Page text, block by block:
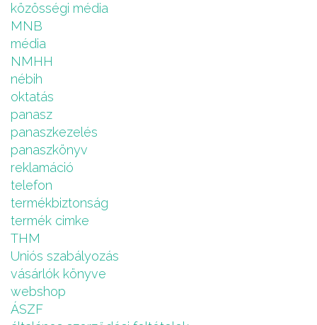
közösségi média
MNB
média
NMHH
nébih
oktatás
panasz
panaszkezelés
panaszkönyv
reklamáció
telefon
termékbiztonság
termék cimke
THM
Uniós szabályozás
vásárlók könyve
webshop
ÁSZF